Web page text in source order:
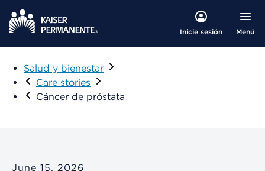
Inicie sesión Menú
Salud y bienestar
Care stories
Cáncer de próstata
June 15, 2026